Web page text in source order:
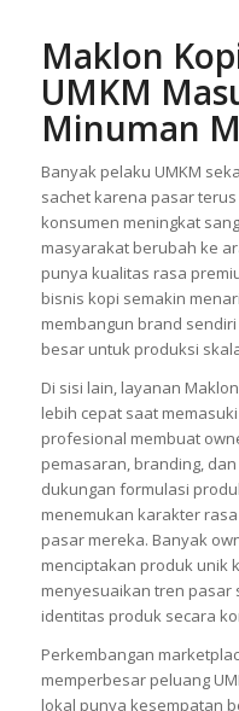
Maklon
UMKM
Minuman
Banyak pelaku UMKM
sachet karena pasar
konsumen meningkat
masyarakat berubah ke
punya kualitas rasa
bisnis kopi semakin
membangun brand
besar untuk produksi
Di sisi lain, layanan
lebih cepat saat
profesional membuat
pemasaran, branding,
dukungan formulasi
menemukan karakter
pasar mereka. Banyak
menciptakan produk unik
menyesuaikan tren pasar
identitas produk secara
Perkembangan
memperbesar peluang
lokal punya kesempatan